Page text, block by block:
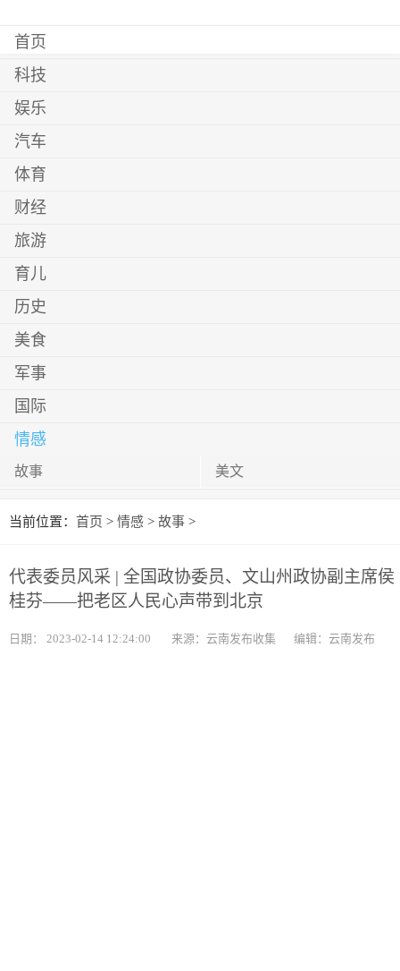
首页
科技
娱乐
汽车
体育
财经
旅游
育儿
历史
美食
军事
国际
情感
故事 美文
当前位置： 首页 > 情感 > 故事 >
代表委员风采 | 全国政协委员、文山州政协副主席侯
桂芬——把老区人民心声带到北京
日期： 2023-02-14 12:24:00 来源：云南发布收集 编辑：云南发布